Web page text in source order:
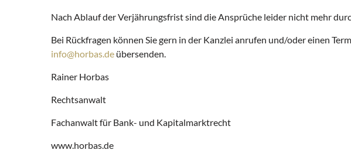
Nach Ablauf der Verjährungsfrist sind die Ansprüche leider nicht mehr
Bei Rückfragen können Sie gern in der Kanzlei anrufen und/oder einen
info@horbas.de übersenden.
Rainer Horbas
Rechtsanwalt
Fachanwalt für Bank- und Kapitalmarktrecht
www.horbas.de